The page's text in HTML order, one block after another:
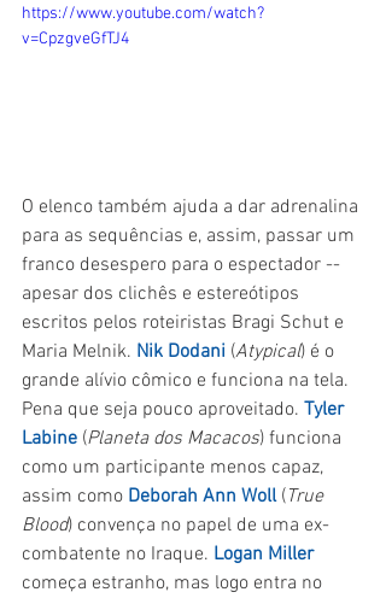
https://www.youtube.com/watch?
v=CpzgveGfTJ4
O elenco também ajuda a dar adrenalina
para as sequências e, assim, passar um
franco desespero para o espectador --
apesar dos clichês e estereótipos
escritos pelos roteiristas Bragi Schut e
Maria Melnik. Nik Dodani (Atypical) é o
grande alívio cômico e funciona na tela.
Pena que seja pouco aproveitado. Tyler
Labine (Planeta dos Macacos) funciona
como um participante menos capaz,
assim como Deborah Ann Woll (True
Blood) convença no papel de uma ex-
combatente no Iraque. Logan Miller
começa estranho, mas logo entra no